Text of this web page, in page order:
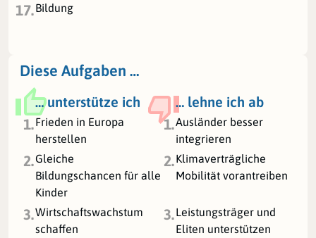
17.Bildung
Diese Aufgaben …
… unterstütze ich
… lehne ich ab
1.Frieden in Europa
herstellen
1.Ausländer besser
integrieren
2.Gleiche
Bildungschancen für alle
Kinder
2.Klimaverträgliche
Mobilität vorantreiben
3.Wirtschaftswachstum
schaffen
3.Leistungsträger und
Eliten unterstützen